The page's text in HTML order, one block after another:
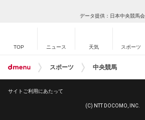
データ提供：日本中央競馬会
TOP ニュース 天気 スポーツ
スポーツ 中央競馬
サイトご利用にあたって
(C) NTT DOCOMO, INC.